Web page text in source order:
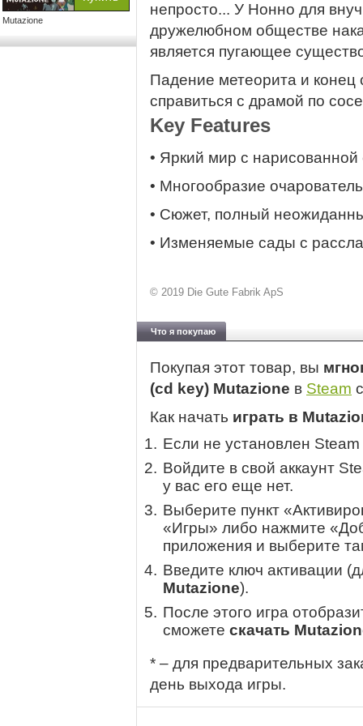
Mutazione
непросто... У Нонно для
дружелюбном обществе
является пугающее
Падение метеорита и конец
справиться с драмой по
Key Features
• Яркий мир с нарисованной
• Многообразие
• Сюжет, полный
• Изменяемые сады с
© 2019 Die Gute Fabrik ApS
Что я покупаю
Покупая этот товар, вы
(cd key) Mutazione в Steam
Как начать играть в
Если не установлен
Войдите в свой аккаунт
у вас его еще нет.
Выберите пункт
«Игры» либо нажмите
приложения и выберите
Введите ключ активации
Mutazione).
После этого игра
сможете скачать
* – для предварительных
день выхода игры.